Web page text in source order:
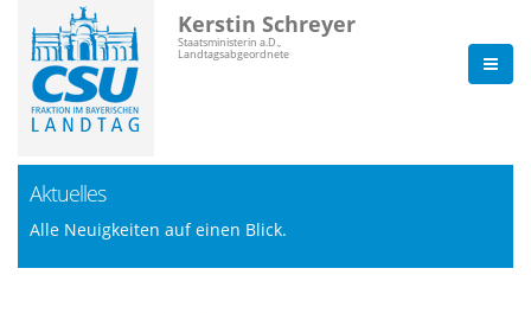
Kerstin Schreyer
Staatsministerin a.D.,
Landtagsabgeordnete
Aktuelles
Alle Neuigkeiten auf einen Blick.